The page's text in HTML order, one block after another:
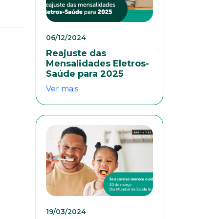
06/12/2024
Reajuste das
Mensalidades Eletros-
Saúde para 2025
Ver mais
19/03/2024
Preencha